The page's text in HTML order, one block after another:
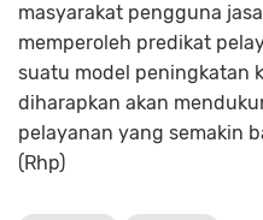
masyarakat pengguna
memperoleh predikat
suatu model peningkatan
diharapkan akan
pelayanan yang semakin
(Rhp)